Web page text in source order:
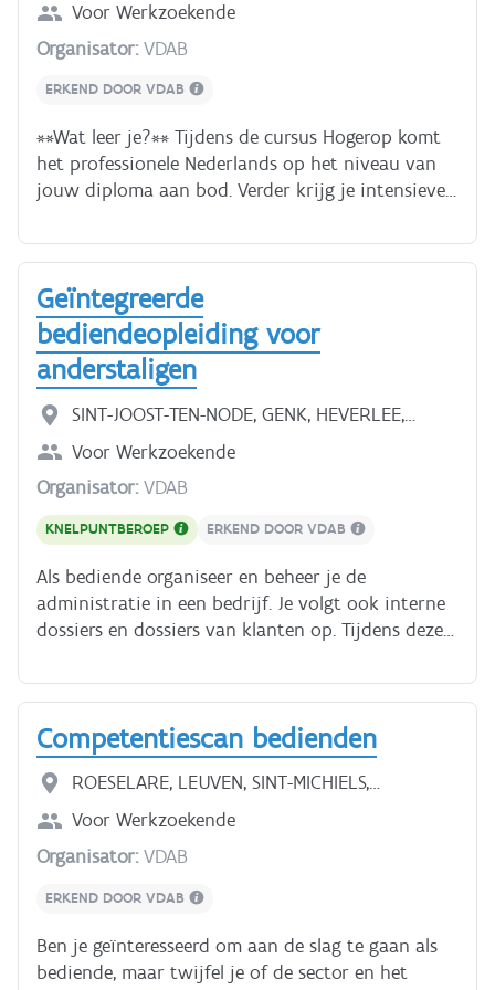
Voor Werkzoekende
Organisator:VDAB
ERKEND DOOR VDAB
**Wat leer je?** Tijdens de cursus Hogerop komt
het professionele Nederlands op het niveau van
jouw diploma aan bod. Verder krijg je intensieve
ander mails en brieven schrijven, een presentatie
maken en geven, telefoneren in functie van
vacatures, en solliciteren. De cursus is intensief en
verwacht een voltijds engagement. **Hoelang
duurt de opleiding?** De opleiding duurt 10
weken. Na de opleiding kan je aan het werk met
jouw diploma. Je hebt ook de mogelijkheid om
aansluitend aan de opleiding een stage te volgen
binnen een bedrijf dat aansluit bij jouw
competenties. Deze mogelijkheid bespreek je op
het einde van de opleiding met je instructeur.
Geïntegreerde
bediendeopleiding voor
anderstaligen
SINT-JOOST-TEN-NODE, GENK, HEVERLEE,
VILVOORDE, SINT-MICHIELS, ROESELARE
Voor Werkzoekende
Organisator:VDAB
KNELPUNTBEROEP ERKEND DOOR VDAB
Als bediende organiseer en beheer je de
administratie in een bedrijf. Je volgt ook interne
dossiers en dossiers van klanten op. Tijdens deze
niveau B1min (medium)/2.2 naar B1/2.4. Je leert
over de structuur van een bedrijf, facturen
maken, aankoop en verkoop van goederen, ... Dus:
alles wat je nodig hebt om een job te vinden als
administratief bediende. Klik [hier]
(https://docs.google.com/document/d/
info over het beroep. **Wat leer je?** - aankoop
en verkoop van goederen; - de werking van een
mondeling en schriftelijk communiceren in
functie van de job (Nederlands OF Frans OF
Competentiescan bedienden
ROESELARE, LEUVEN, SINT-MICHIELS,
ANTWERPEN, GENK, GENT
Voor Werkzoekende
Organisator:VDAB
ERKEND DOOR VDAB
Ben je geïnteresseerd om aan de slag te gaan als
bediende, maar twijfel je of de sector en het